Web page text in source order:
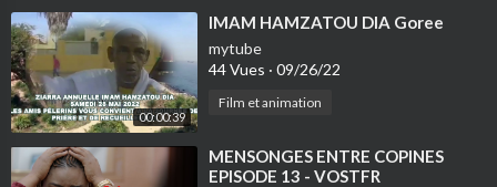
00:00:39
⁣IMAM HAMZATOU DIA Goree
mytube
44 Vues · 09/26/22
Film et animation
⁣MENSONGES ENTRE COPINES
EPISODE 13 - VOSTFR